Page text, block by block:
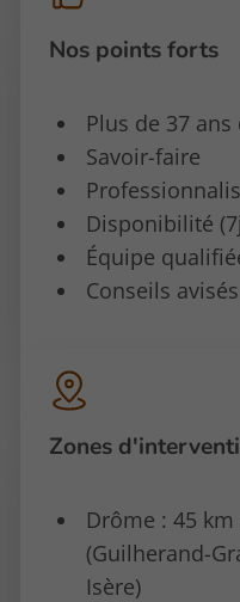
Nos points forts
Plus de 37 ans
Savoir-faire
Disponibilité
Équipe
Conseils avisés
Zones
Drôme : 45
(Guilherand-
Isère)